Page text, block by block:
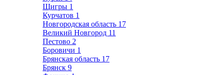
Щигры 1
Курчатов 1
Новгородская область 17
Великий Новгород 11
Пестово 2
Боровичи 1
Брянская область 17
Брянск 9